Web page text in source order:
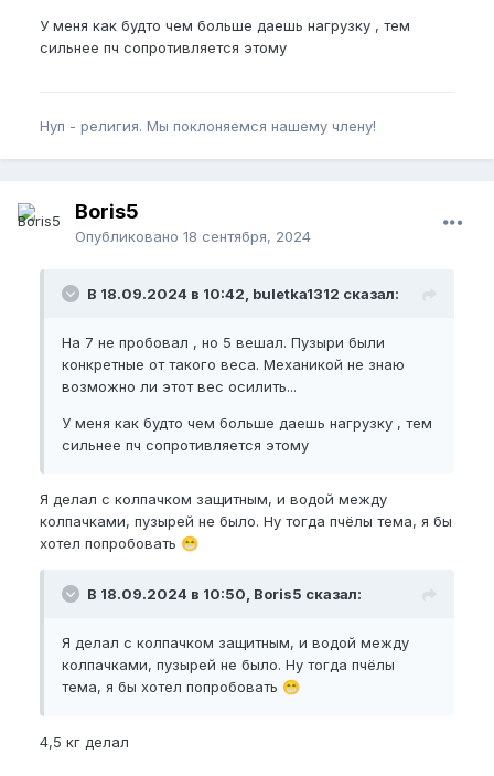
У меня как будто чем больше даешь нагрузку , тем
сильнее пч сопротивляется этому
Нуп - религия. Мы поклоняемся нашему члену!
Boris5
Опубликовано 18 сентября, 2024
В 18.09.2024 в 10:42, buletka1312 сказал:
На 7 не пробовал , но 5 вешал. Пузыри были
конкретные от такого веса. Механикой не знаю
возможно ли этот вес осилить...
У меня как будто чем больше даешь нагрузку , тем
сильнее пч сопротивляется этому
Я делал с колпачком защитным, и водой между
колпачками, пузырей не было. Ну тогда пчёлы тема, я бы
хотел попробовать 😁
В 18.09.2024 в 10:50, Boris5 сказал:
Я делал с колпачком защитным, и водой между
колпачками, пузырей не было. Ну тогда пчёлы
тема, я бы хотел попробовать 😁
4,5 кг делал